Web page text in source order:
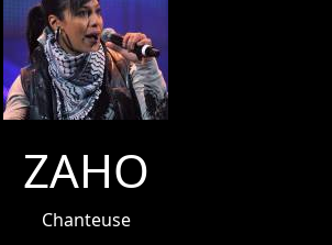
ZAHO
Chanteuse